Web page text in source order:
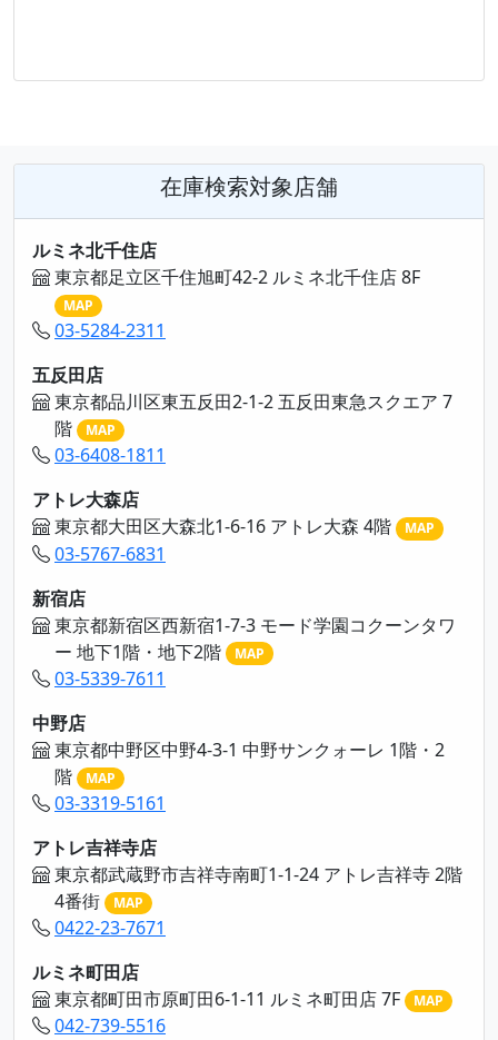
在庫検索対象店舗
ルミネ北千住店
東京都足立区千住旭町42-2 ルミネ北千住店 8F
MAP
03-5284-2311
五反田店
東京都品川区東五反田2-1-2 五反田東急スクエア 7
階
MAP
03-6408-1811
アトレ大森店
東京都大田区大森北1-6-16 アトレ大森 4階
MAP
03-5767-6831
新宿店
東京都新宿区西新宿1-7-3 モード学園コクーンタワ
ー 地下1階・地下2階
MAP
03-5339-7611
中野店
東京都中野区中野4-3-1 中野サンクォーレ 1階・2
階
MAP
03-3319-5161
アトレ吉祥寺店
東京都武蔵野市吉祥寺南町1-1-24 アトレ吉祥寺 2階
4番街
MAP
0422-23-7671
ルミネ町田店
東京都町田市原町田6-1-11 ルミネ町田店 7F
MAP
042-739-5516